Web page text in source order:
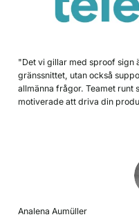
"Det vi gillar med sproof sign
gränssnittet, utan också
allmänna frågor. Teamet
motiverade att driva din
Analena Aumüller